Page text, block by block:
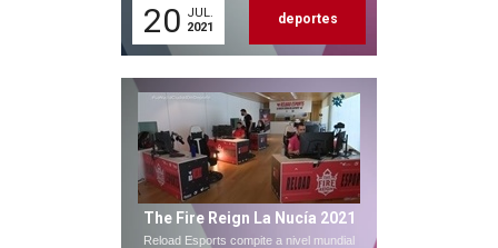
20 JUL.
2021
deportes
The Fire Reign La Nucía 2021
Reload Esports compite a nivel mundial